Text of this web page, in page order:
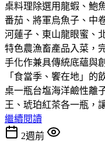
桌料理除選用龍蝦、鮑
番茄、將軍烏魚子、中
河蓮子、東山龍眼蜜、
特色農漁畜產品入菜，
手化作兼具傳統底蘊與
「食當季、饗在地」的
桌一瓶台塩海洋鹼性離
王、琥珀紅茶各一瓶，
繼續閱讀
2週前